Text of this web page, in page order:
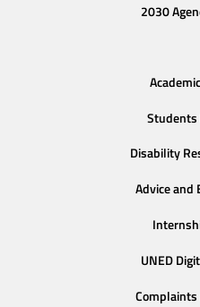
2030
Students
Disability
Advice
UNED